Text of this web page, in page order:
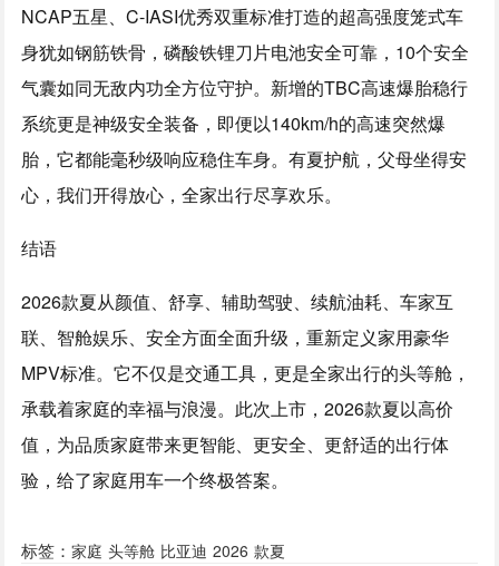
NCAP五星、C-IASI优秀双重标准打造的超高强度笼式车
身犹如钢筋铁骨，磷酸铁锂刀片电池安全可靠，10个安全
气囊如同无敌内功全方位守护。新增的TBC高速爆胎稳行
系统更是神级安全装备，即便以140km/h的高速突然爆
胎，它都能毫秒级响应稳住车身。有夏护航，父母坐得安
心，我们开得放心，全家出行尽享欢乐。
结语
2026款夏从颜值、舒享、辅助驾驶、续航油耗、车家互
联、智舱娱乐、安全方面全面升级，重新定义家用豪华
MPV标准。它不仅是交通工具，更是全家出行的头等舱，
承载着家庭的幸福与浪漫。此次上市，2026款夏以高价
值，为品质家庭带来更智能、更安全、更舒适的出行体
验，给了家庭用车一个终极答案。
标签：家庭 头等舱 比亚迪 2026 款夏